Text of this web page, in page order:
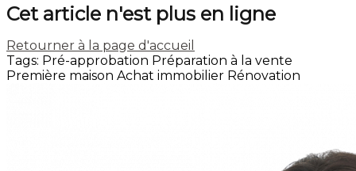
Cet article n'est plus en ligne
Retourner à la page d'accueil
Tags: Pré-approbation Préparation à la vente
Première maison Achat immobilier Rénovation